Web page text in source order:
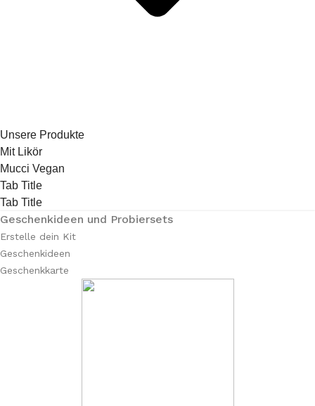
Unsere Produkte
Mit Likör
Mucci Vegan
Tab Title
Tab Title
Geschenkideen und Probiersets
Erstelle dein Kit
Geschenkideen
Geschenkkarte